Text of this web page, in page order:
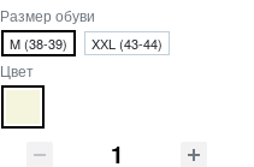
Размер обуви
M (38-39) XХL (43-44)
Цвет